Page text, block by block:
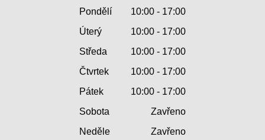
Pondělí
10:00 - 17:00
Úterý
10:00 - 17:00
Středa
10:00 - 17:00
Čtvrtek
10:00 - 17:00
Pátek
10:00 - 17:00
Sobota
Zavřeno
Neděle
Zavřeno